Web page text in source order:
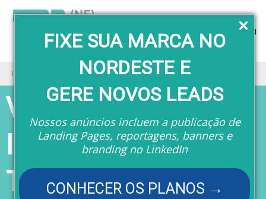
FIXE SUA MARCA NO
NORDESTE E
GERE NOVOS LEADS
Nossos anúncios incluem a publicação de
Landing Pages, reportagens, banners e
branding no LinkedIn
CONHECER OS PLANOS →
Menu
Home VI Fórum de Inovação e Tecnologia
VI Fórum de
Inovação e
Tecnologia